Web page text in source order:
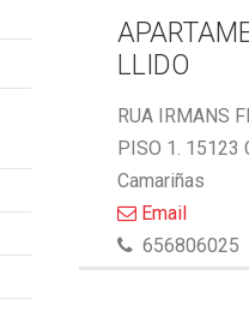
LLIDO
RUA IRMANS
PISO 1. 15123
Camariñas
Email
656806025